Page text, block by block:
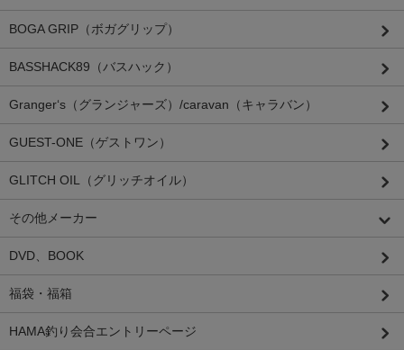
BOGA GRIP（ボガグリップ）
BASSHACK89（バスハック）
Granger‘s（グランジャーズ）/caravan（キャラバン）
GUEST-ONE（ゲストワン）
GLITCH OIL（グリッチオイル）
その他メーカー
DVD、BOOK
福袋・福箱
HAMA釣り会合エントリーページ